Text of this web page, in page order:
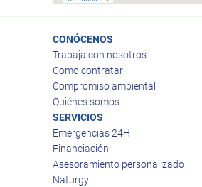
CONÓCENOS
Trabaja con nosotros
Como contratar
Compromiso ambiental
Quiénes somos
SERVICIOS
Emergencias 24H
Financiación
Asesoramiento personalizado
Naturgy